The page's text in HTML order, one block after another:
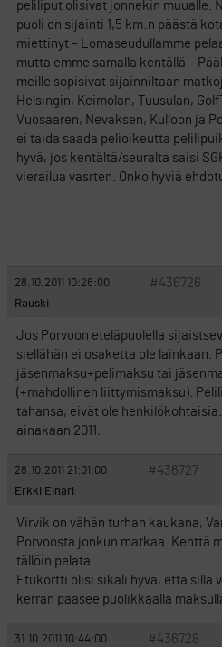
peliliput olisivat jonnekin muualle.
puoli on sijainti 1,5 km:n päästä
miettinyt – Lomaseudullamme
mutta emme samalla kentällä –
meille sopisivat sijainniltaan
Helsingin, Keimolan, Tuusulan,
Vuosaaren, Nevaksen, Kulloon ja
ei taida saada pelioikeutta
hyvä, jos kentältä/seuralta saisi
vierailua vasrten. Onko hyviä
28.10.2011 10:26:00 #436726
Rauski
Jos Porvoon eteläpuolella
siellähän ei osaketta ole lainkaan.
jäsenmaksu+pelimaksu tai
(+mahdollinen liittymismaksu).
tahansa, eivät ole
ainakaan 2011.
28.10.2011 21:01:00 #436727
Erkki Einari
Virvik on vähän turhan kaukana,
Porvoosta jonkun matkaa. Kenttä
tällöin pelata.
Etukortti olisi sikäli hyvä, että sillä
kerran pääsee puolikkaalla
31.10.2011 10:44:00 #436728